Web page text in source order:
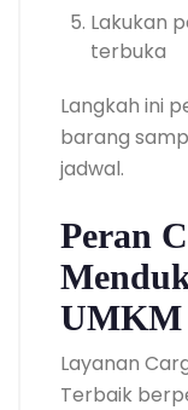
Lakukan
terbuka
Langkah ini
barang
jadwal.
Peran
UMKM
Layanan
Terbaik